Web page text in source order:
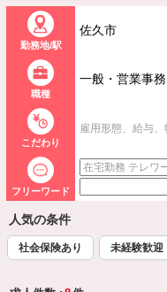
勤務地/駅
佐久市
職種
一般・営業事務
こだわり
雇用形態、給与
フリーワード
人気の条件
社会保険あり 未経験歓迎